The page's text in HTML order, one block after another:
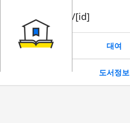
book/rent/[id]
대여
도서정보